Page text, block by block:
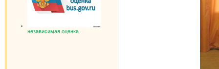
независимая оценка